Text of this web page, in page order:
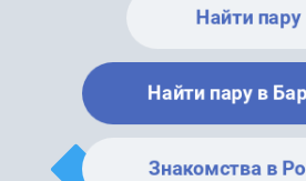
Найти пару
Найти пару в
Знакомства в